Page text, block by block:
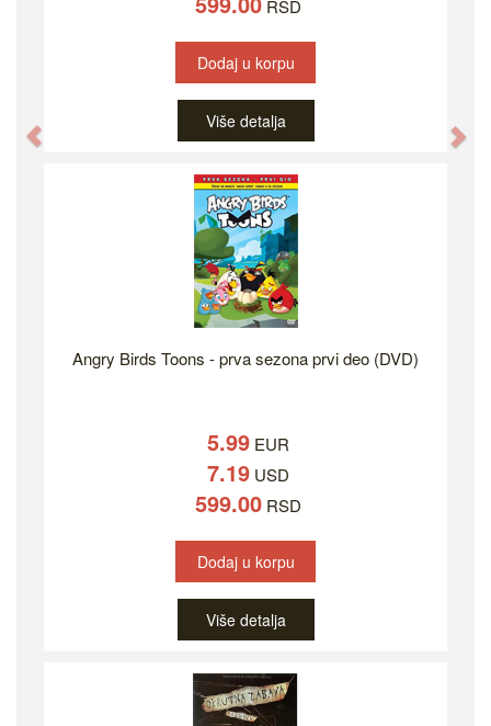
RSD
Dodaj u korpu
Više detalja
Angry Birds Toons - prva sezona prvi deo (DVD)
5.99 EUR
7.19 USD
599.00 RSD
Dodaj u korpu
Više detalja